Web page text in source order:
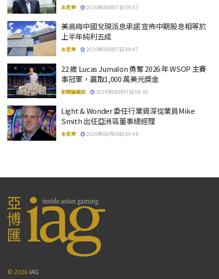
本思齊 2026年08月07日 09:57
美高梅中國兌現派息承諾 宣佈中期股息相等於
上半年純利五成
本思齊 2026年08月07日 09:47
22 歲 Lucas Jumalon 勇奪 2026 年 WSOP 主賽
事冠軍，贏取1,000 萬美元獎金
新聞編輯部 2026年08月07日 09:30
Light & Wonder 委任行業資深從業員Mike
Smith 出任亞洲區董事總經理
本思齊 2026年08月06日 09:46
© 2026 IAG